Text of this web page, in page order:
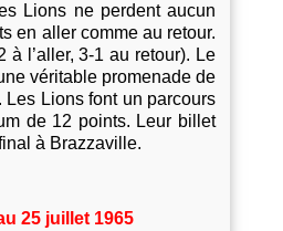
Lions ne perdent aucun
en aller comme au retour.
à l’aller, 3-1 au retour). Le
véritable promenade de
Les Lions font un parcours
de 12 points. Leur billet
à Brazzaville.
25 juillet 1965